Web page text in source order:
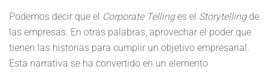
Podemos decir que el Corporate Tellinges el Storytellingde
las empresas. En otras palabras, aprovechar el poder que
tienen las historias para cumplir un objetivo empresarial.
Esta narrativa se ha convertido en un elemento